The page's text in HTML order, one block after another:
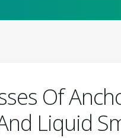
Of
Liquid